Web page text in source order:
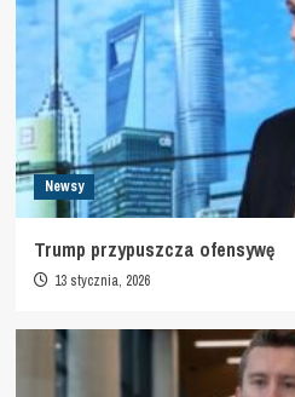
Newsy
Trump przypuszcza ofensywę
13 stycznia, 2026